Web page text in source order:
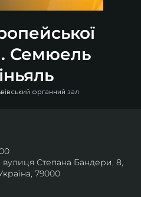
Семюель
органний зал
Степана Бандери, 8,
79000